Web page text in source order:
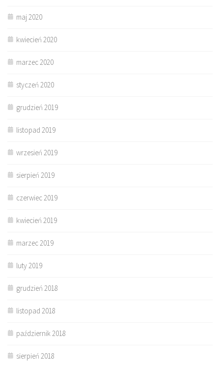
maj 2020
kwiecień 2020
marzec 2020
styczeń 2020
grudzień 2019
listopad 2019
wrzesień 2019
sierpień 2019
czerwiec 2019
kwiecień 2019
marzec 2019
luty 2019
grudzień 2018
listopad 2018
październik 2018
sierpień 2018